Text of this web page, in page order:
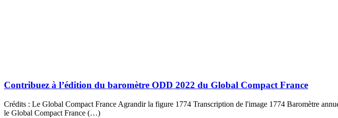
Contribuez à l’édition du baromètre ODD 2022 du Global Compact France
Crédits : Le Global Compact France Agrandir la figure 1774 Transcription de l'image 1774 Baromètre
le Global Compact France (…)